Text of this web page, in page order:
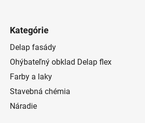
Kategórie
Delap fasády
Ohýbateľný obklad Delap flex
Farby a laky
Stavebná chémia
Náradie